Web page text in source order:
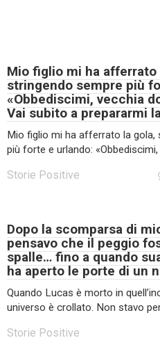
Mio figlio mi ha afferrato
stringendo sempre più
«Obbediscimi, vecchia
Vai subito a prepararmi
Mio figlio mi ha afferrato la gola,
più forte e urlando: «Obbediscimi,
Storie Positive
Dopo la scomparsa di
pensavo che il peggio
spalle… fino a quando
ha aperto le porte di un
Quando Lucas è morto in
universo è crollato. Non stavo
Storie Positive